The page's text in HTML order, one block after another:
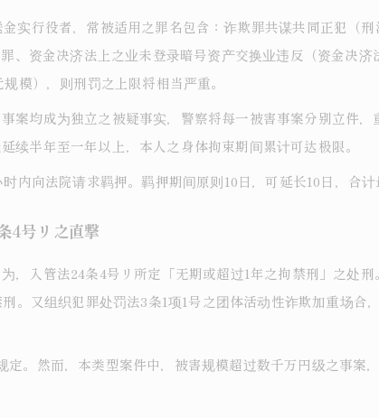
实行役者，常被适用之罪名包含：诈欺罪共谋共同正犯（
、资金决济法上之业未登录暗号资产交换业违反（资金决
模），则刑罚之上限将相当严重。
案均成为独立之被疑事实，警察将每一被害事案分别立件
半年至一年以上，本人之身体拘束期间累计可达极限。
内向法院请求羁押。羁押期间原则10日，可延长10日，合计
4号リ之直撃
，入管法24条4号リ所定「无期或超过1年之拘禁刑」之处
。又组织犯罪处罚法3条1项1号之团体活动性诈欺加重场合
。然而，本类型案件中，被害规模超过数千万円级之事案